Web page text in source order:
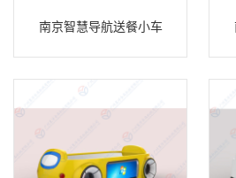
南京智慧导航送餐小车